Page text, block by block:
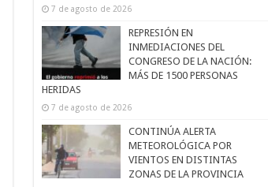
7 de agosto de 2026
REPRESIÓN EN
INMEDIACIONES DEL
CONGRESO DE LA NACIÓN:
MÁS DE 1500 PERSONAS
HERIDAS
7 de agosto de 2026
CONTINÚA ALERTA
METEOROLÓGICA POR
VIENTOS EN DISTINTAS
ZONAS DE LA PROVINCIA